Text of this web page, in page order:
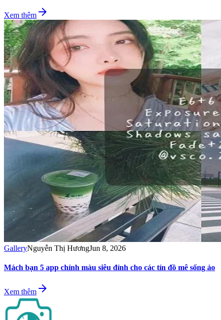
Xem thêm
GalleryNguyễn Thị HươngJun 8, 2026
Mách bạn 5 app chỉnh màu siêu đỉnh cho các tín đồ mê sống ảo
Xem thêm